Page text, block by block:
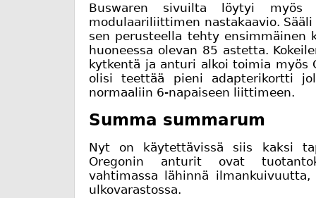
Buswaren sivuilta löytyi myös
modulaariliittimen nastakaavio.
sen perusteella tehty ensimmäinen
huoneessa olevan 85 astetta.
kytkentä ja anturi alkoi toimia myös
olisi teettää pieni adapterikortti
normaaliin 6-napaiseen liittimeen.
Summa summarum
Nyt on käytettävissä siis kaksi
Oregonin anturit ovat
vahtimassa lähinnä
ulkovarastossa.